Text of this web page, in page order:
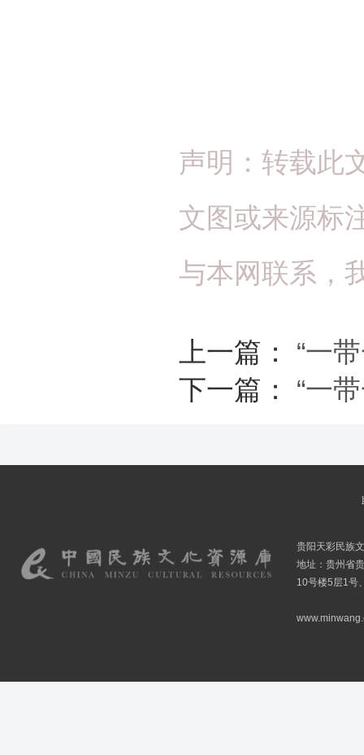
声明：转载此
文图或来源标
与本网联系，
上一篇： “一
下一篇： “一
贵阳天彩民族
地址：贵州省
10号楼5层1号